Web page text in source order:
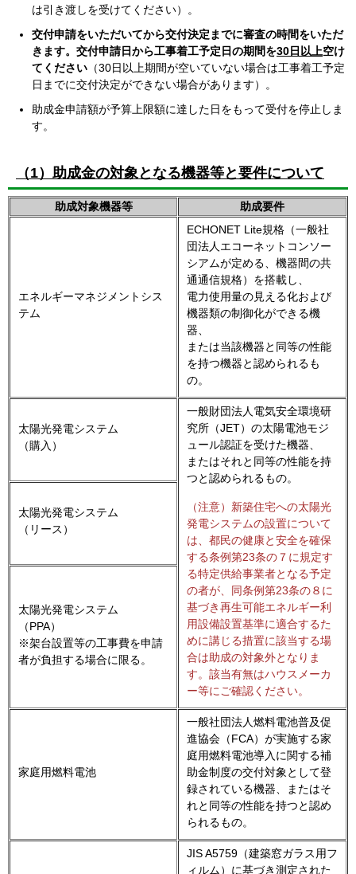
は引き渡しを受けてください）。
交付申請をいただいてから交付決定までに審査の時間をいただ
きます。交付申請日から工事着工予定日の期間を30日以上空け
てください （30日以上期間が空いていない場合は工事着工予定
日までに交付決定ができない場合があります）。
助成金申請額が予算上限額に達した日をもって受付を停止しま
す。
（1）助成金の対象となる機器等と要件について
助成対象機器等 助成要件
エネルギーマネジメントシス
テム
ECHONET Lite規格（一般社
団法人エコーネットコンソー
シアムが定める、機器間の共
通通信規格）を搭載し、
電力使用量の見える化および
機器類の制御化ができる機
器、
または当該機器と同等の性能
を持つ機器と認められるも
の。
太陽光発電システム
（購入）
一般財団法人電気安全環境研
究所（JET）の太陽電池モジ
ュール認証を受けた機器、
またはそれと同等の性能を持
つと認められるもの。
（注意）新築住宅への太陽光
発電システムの設置について
は、都民の健康と安全を確保
する条例第23条の７に規定す
る特定供給事業者となる予定
の者が、同条例第23条の８に
基づき再生可能エネルギー利
用設備設置基準に適合するた
めに講じる措置に該当する場
合は助成の対象外となりま
す。該当有無はハウスメーカ
ー等にご確認ください。
太陽光発電システム
（リース）
太陽光発電システム
（PPA）
※架台設置等の工事費を申請
者が負担する場合に限る。
家庭用燃料電池
一般社団法人燃料電池普及促
進協会（FCA）が実施する家
庭用燃料電池導入に関する補
助金制度の交付対象として登
録されている機器、またはそ
れと同等の性能を持つと認め
られるもの。
JIS A5759（建築窓ガラス用フ
ィルム）に基づき測定された